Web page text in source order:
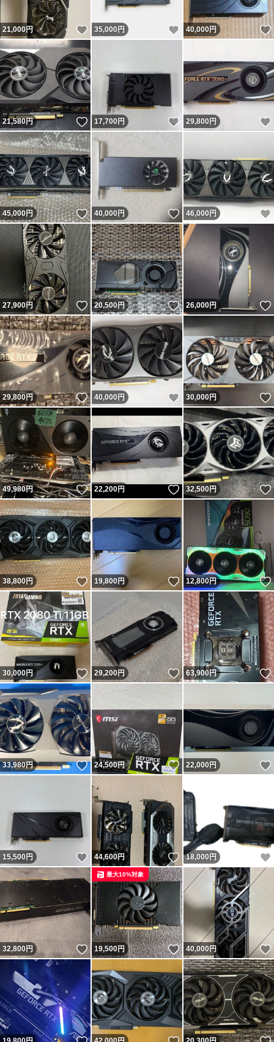
21,000円 いいね！
35,000 円 いいね！
40,000円
21,580円 いいね！
17,700円 いいね！
29,800円
45,000円 いいね！
40,000円 いいね！
46,000 円
27,900円 いいね！
20,500円 いいね！
26,000円
29,800円 いいね！
40,000 円 いいね！
30,000円
49,980円 いいね！
22,200円 いいね！
32,500円
38,800円 いいね！
19,800円 いいね！
12,800円
30,000円 いいね！
29,200円 いいね！
63,900円
33,980円 いいね！
24,500円 いいね！
22,000円
15,500円 いいね！
44,600円 いいね！
18,000 円
32,800円 いいね！
19,500円 いいね！
最大10%対象
40,000円